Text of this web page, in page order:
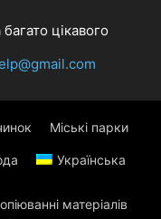
цікавого
Міські парки
Українська
матеріалів